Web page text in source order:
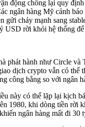
động chống lại quy
ngân hàng Mỹ cảnh
gửi chảy mạnh sang
USD rời khỏi hệ thống
phát hành như Circle và
dịch crypto vẫn có thể
công bằng so với ngân
này có thể lặp lại kịch
1980, khi dòng tiền rời
ngân hàng mất đi 30